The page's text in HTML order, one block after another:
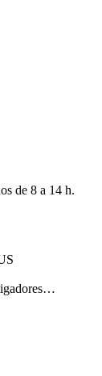
de 8 a 14 h.